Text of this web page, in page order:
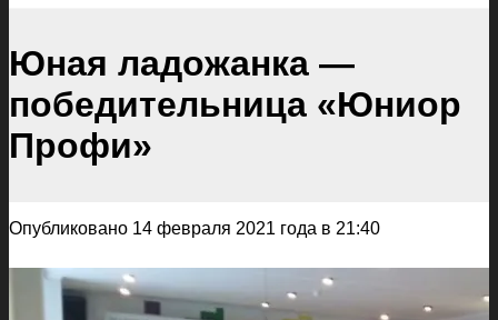
Юная ладожанка —
победительница «Юниор
Профи»
Опубликовано 14 февраля 2021 года в 21:40